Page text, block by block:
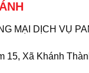
MẠI DỊCH VỤ
15, Xã Khánh